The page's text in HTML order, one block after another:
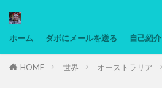
ホーム ダボにメールを送る 自己紹介
HOME 世界 オーストラリア
タグ